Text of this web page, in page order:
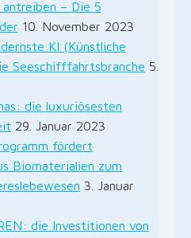
– Die 5
10. November 2023
KI (Künstliche
Seeschifffahrtsbranche 5.
die luxuriösesten
29. Januar 2023
fördert
Biomaterialien zum
3. Januar
die Investitionen von